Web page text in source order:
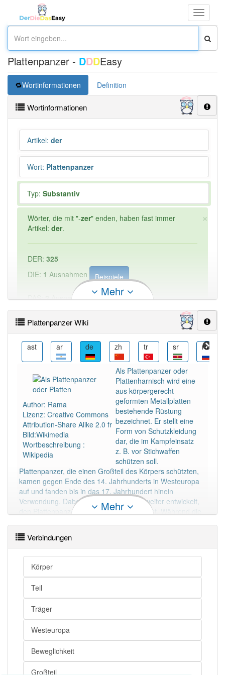
Toggle
Plattenpanzer - DDDEasy
Wortinformationen Definition
Wortinformationen
Artikel: der
Wort: Plattenpanzer
Typ: Substantiv
×
Wörter, die mit "-zer" enden, haben fast immer
Artikel: der.
DER: 325
DIE: 1 Ausnahmen Beispiele
DAS:2Ausnahmen Beispiele
PowerIndex:
Häufigkeit: 2 von 10
Wörter mit Endung-plattenpanzeraber mit einem
anderen Artikel: -1
94% unserer Spielapp-Nutzer haben den Artikel
korrekt erraten.
Mehr
Plattenpanzer Wiki
ast ar de zh tr sr ru
Author: Rama
Lizenz: Creative Commons
Attribution-Share Alike 2.0 fr
Bild:Wikimedia
Wortbeschreibung :
Wikipedia
Als Plattenpanzer oder
Plattenharnisch wird eine
aus körpergerecht
geformten Metallplatten
bestehende Rüstung
bezeichnet. Er stellt eine
Form von Schutzkleidung
dar, die im Kampfeinsatz
z. B. vor Stichwaffen
schützen soll.
Plattenpanzer, die einen Großteil des Körpers schützten,
kamen gegen Ende des 14. Jahrhunderts in Westeuropa
auf und fanden bis in das 17. Jahrhundert hinein
Verwendung. Dabei wurden sie ständig weiter entwickelt,
den Plattenpanzer gibt es so gesehen nicht. Während die
oder wenigen Stahlplatten bestanden, mussten bestimmte
Körperteile durch zahlreiche Metallschienen (Geschübe)
oder durch Kettengeflecht geschützt werden, um dem
Träger eine möglichst hohe Beweglichkeit zu
gewährleisten. Mehr lesen
Mehr
Verbindungen
Körper
Teil
Träger
Westeuropa
Beweglichkeit
Großteil